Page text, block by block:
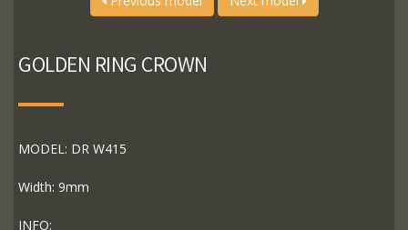
GOLDEN RING CROWN
MODEL: DR W415
Width: 9mm
INFO: